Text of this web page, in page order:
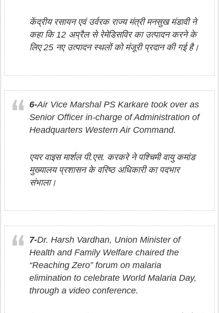
केंद्रीय रसायन एवं उर्वरक राज्य मंत्री मनसुख मंडावी ने
कहा कि 12 अप्रैल से रेमेडिसविर का उत्पादन करने के
लिए 25 नए उत्पादन स्थलों को मंजूरी प्रदान की गई है।
6-Air Vice Marshal PS Karkare took over as
Senior Officer in-charge of Administration of
Headquarters Western Air Command.
एयर वाइस मार्शल पी.एस. करकरे ने पश्चिमी वायु कमांड
मुख्यालय प्रशासन के वरिष्ठ अधिकारी का पदभार
संभाला।
7-Dr. Harsh Vardhan, Union Minister of
Health and Family Welfare chaired the
“Reaching Zero” forum on malaria
elimination to celebrate World Malaria Day,
through a video conference.